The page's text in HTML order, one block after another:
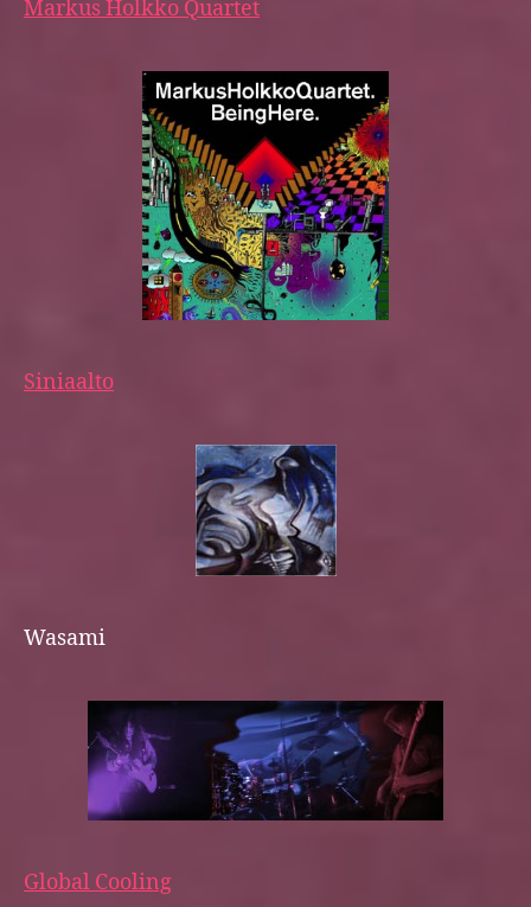
Markus Holkko Quartet
Siniaalto
Wasami
Global Cooling